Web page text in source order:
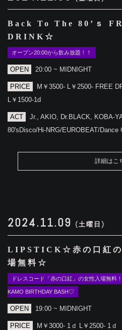
Back To The 80’ｓ
DRINK☆
オープン20:00から飲み放題！！
OPEN 20:00 ~ MIDNIGHT
PRICE
M￥3500- L￥2500- FREE
L￥1500-1d
ACT
Jr., AKIO, Dr.BLACK, KOBA-
80'sDisco/Hi-NRG/EUROBEAT/
詳細はこ
2024.11.09 (土曜日)
LIPSTICK☆赤の口紅の
場無料☆
ドレスコード「赤の口紅」の女性入場無料
KAMO BIRTHDAY BASH♡
OPEN 19:00 ~ MIDNIGHT
PRICE M￥3000- 1ｄ L￥2500- 1